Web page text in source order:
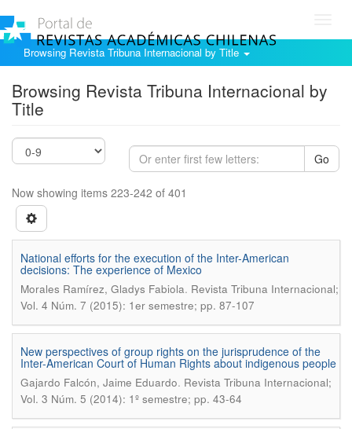
Browsing Revista Tribuna Internacional by Title
Browsing Revista Tribuna Internacional by
Title
Go
Now showing items 223-242 of 401
National efforts for the execution of the Inter-American
decisions: The experience of Mexico
Morales Ramírez, Gladys Fabiola. Revista Tribuna Internacional;
Vol. 4 Núm. 7 (2015): 1er semestre; pp. 87-107
New perspectives of group rights on the jurisprudence of the
Inter-American Court of Human Rights about indigenous people
Gajardo Falcón, Jaime Eduardo. Revista Tribuna Internacional;
Vol. 3 Núm. 5 (2014): 1º semestre; pp. 43-64